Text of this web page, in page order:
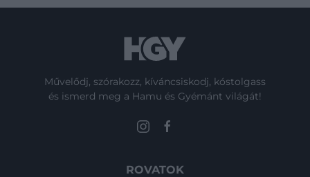
Művelődj, szórakozz, kíváncsiskodj, kóstolgass
és ismerd meg a Hamu és Gyémánt világát!
ROVATOK